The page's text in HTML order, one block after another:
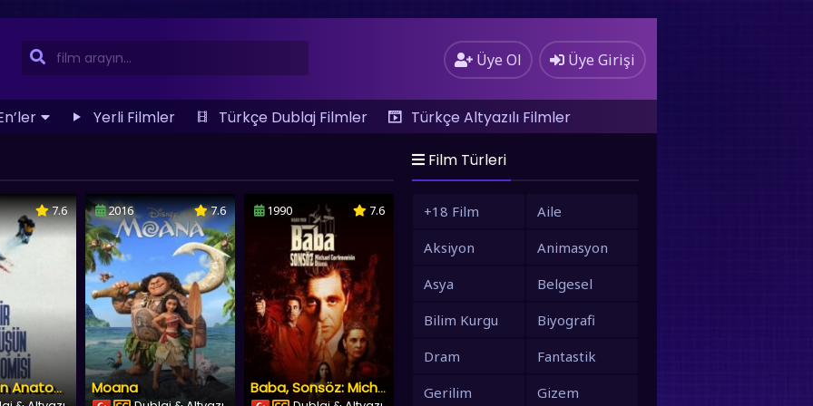
Üye Ol Üye Girişi
Yerli Filmler Türkçe Dublaj Filmler
Türkçe Altyazılı Filmler
7.6
Bir Düşüşün Anatomisi
2016 7.6
Moana
1990 7.6
Baba, Sonsöz: Michael Corleone’nin Ölümü
Film Türleri
+18 Film
Aile
Aksiyon
Animasyon
Asya
Belgesel
Bilim Kurgu
Biyografi
Dram
Fantastik
Gerilim
Gizem